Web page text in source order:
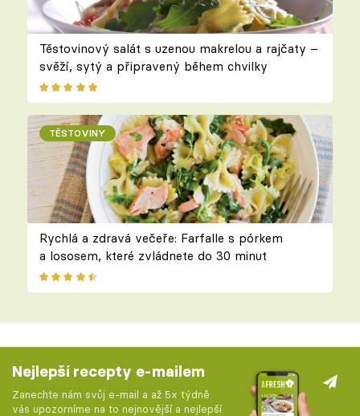
Těstovinový salát s uzenou makrelou a rajčaty –
svěží, sytý a připravený během chvilky
TĚSTOVINY
Rychlá a zdravá večeře: Farfalle s pórkem
a lososem, které zvládnete do 30 minut
Nejlepší recepty e-mailem
Zanechte nám svůj e-mail a až 5x týdně
vás upozorníme na to nejnovější a nejlepší